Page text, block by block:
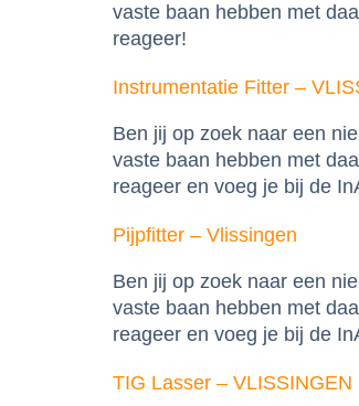
vaste baan hebben met
reageer!
Instrumentatie Fitter –
Ben jij op zoek naar een
vaste baan hebben met
reageer en voeg je bij de
Pijpfitter – Vlissingen
Ben jij op zoek naar een
vaste baan hebben met
reageer en voeg je bij de
TIG Lasser – VLISSINGEN